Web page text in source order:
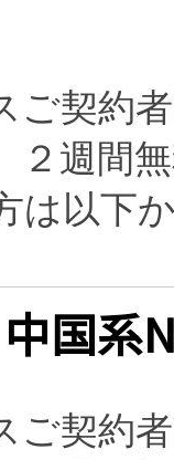
ご契約
２週間
は以下
国系
ご契約